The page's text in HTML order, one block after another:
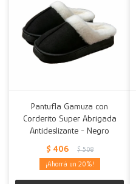
Pantufla Gamuza con
Corderito Super Abrigada
Antideslizante - Negro
$ 406 $ 508
20